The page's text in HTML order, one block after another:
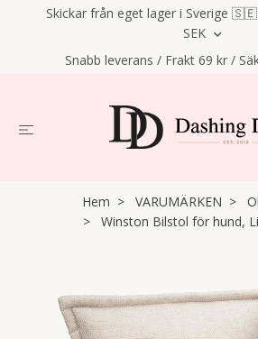
Skickar från eget lager i Sverige 🇸🇪
SEK
Snabb leverans / Frakt 69 kr /
Hem VARUMÄRKEN
Winston Bilstol för hund,